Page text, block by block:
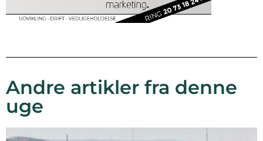
Andre artikler fra denne
uge